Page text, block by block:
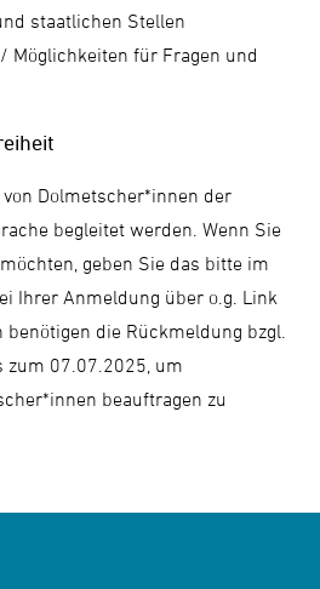
staatlichen Stellen
Möglichkeiten für Fragen und
Dolmetscher*innen der
begleitet werden. Wenn Sie
geben Sie das bitte im
Ihrer Anmeldung über o.g. Link
benötigen die Rückmeldung bzgl.
zum 07.07.2025, um
beauftragen zu